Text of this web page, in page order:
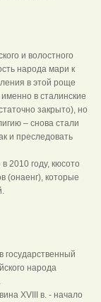
и волостного
народа мари к
в этой роще
в сталинские
закрыто), но
– снова стали
и преследовать
2010 году, кюсото
(онаенг), которые
государственный
народа
XVIII в. - начало